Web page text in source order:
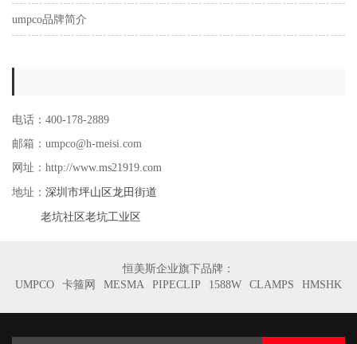
umpco品牌简介
电话：400-178-2889
邮箱：umpco@h-meisi.com
网址：http://www.ms21919.com
地址： 深圳市坪山区龙田街道
老坑社区老坑工业区
恒美斯企业旗下品牌：
UMPCO
卡箍网 MESMA PIPECLIP 1588W CLAMPS HMSHK